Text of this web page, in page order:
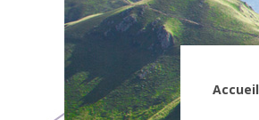
Accueil